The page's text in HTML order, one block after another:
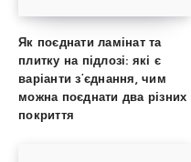
Як поєднати ламінат та
плитку на підлозі: які є
варіанти з’єднання, чим
можна поєднати два різних
покриття